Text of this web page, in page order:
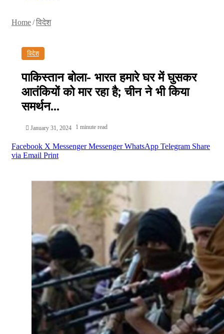
Home/विदेश
विदेश
पाकिस्तान बोला- भारत हमारे घर में घुसकर
आतंकियों को मार रहा है; चीन ने भी किया
समर्थन…
January 31, 2024 1 minute read
Facebook X Messenger Messenger WhatsApp Telegram Share
via Email Print